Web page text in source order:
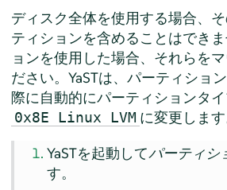
ディスク全体を使用する場合、
ティションを含めることはでき
ョンを使用した場合、それらを
ださい。YaSTは、パーティショ
際に自動的にパーティションタ
0x8E Linux LVM に変更します
YaSTを起動してパーティシ
す。